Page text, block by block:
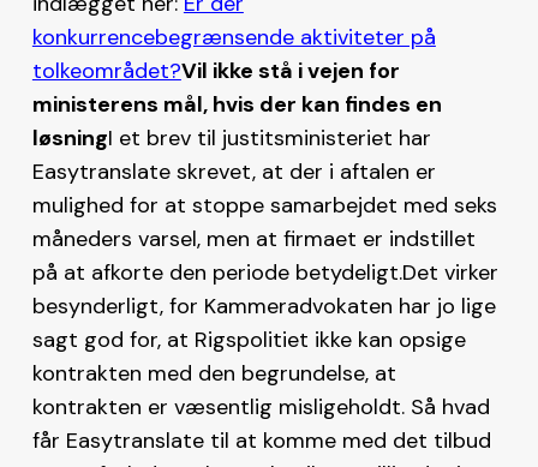
konkurrencebegrænsende aktiviteter på
tolkeområdet?Vil ikke stå i vejen for
ministerens mål, hvis der kan findes en
løsningI et brev til justitsministeriet har
Easytranslate skrevet, at der i aftalen er
mulighed for at stoppe samarbejdet med seks
måneders varsel, men at firmaet er indstillet
på at afkorte den periode betydeligt.Det virker
besynderligt, for Kammeradvokaten har jo lige
sagt god for, at Rigspolitiet ikke kan opsige
kontrakten med den begrundelse, at
kontrakten er væsentlig misligeholdt. Så hvad
får Easytranslate til at komme med det tilbud